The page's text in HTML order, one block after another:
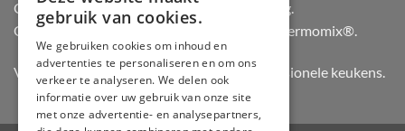
Officiële dealer van Gozney en Big Green Egg.
Officiële advisor en verdeler van Vorwerk Thermomix®.
Vertrouwd door hobbykoks, chefs en professionele keukens.
GERMAN
ENGLISH
gebruik van cookies.
We gebruiken cookies om inhoud en
advertenties te personaliseren en om ons
verkeer te analyseren. We delen ook
informatie over uw gebruik van onze site
met onze advertentie- en analysepartners,